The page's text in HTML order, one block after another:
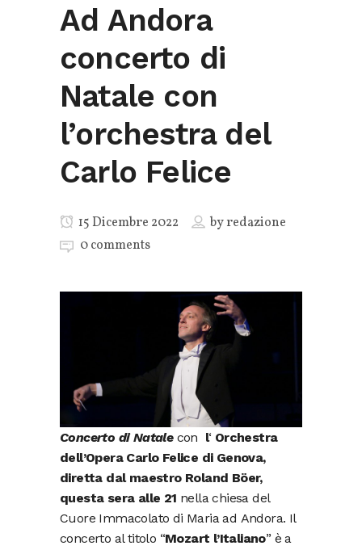
Ad Andora
concerto di
Natale con
l’orchestra del
Carlo Felice
15 Dicembre 2022 byredazione
0 comments
Concerto di Natalecon l‘ Orchestra
dell’Opera Carlo Felice di Genova,
diretta dal maestro Roland Böer,
questa sera alle 21 nella chiesa del
Cuore Immacolato di Maria ad Andora. Il
concerto al titolo “Mozart l’Italiano” è a